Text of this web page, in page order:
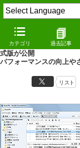
カテゴリ 過去記事
NEWS（12/07/18 14:25
深刻度“Critical”の脆弱
式版が公開
パフォーマンスの向上や
リスト